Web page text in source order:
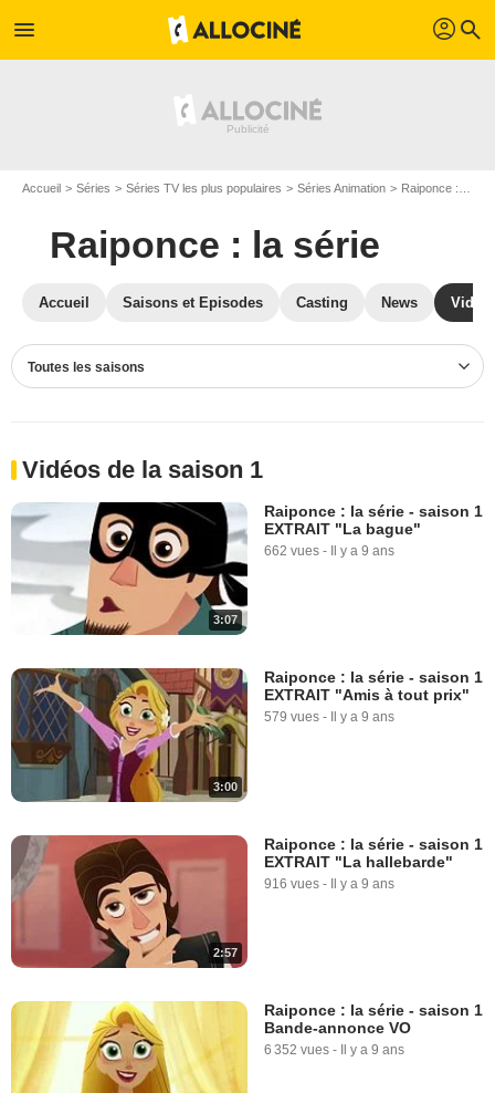
menu profil search
Accueil Séries Séries TV les plus populaires Séries Animation Raiponce : la série
Raiponce : la série
Accueil Saisons et Episodes Casting News
Toutes les saisons
Vidéos de la saison 1
3:07
Raiponce : la série - saison 1
EXTRAIT "La bague"
662 vues - Il y a 9 ans
3:00
Raiponce : la série - saison 1
EXTRAIT "Amis à tout prix"
579 vues - Il y a 9 ans
2:57
Raiponce : la série - saison 1
EXTRAIT "La hallebarde"
916 vues - Il y a 9 ans
Raiponce : la série - saison 1
Bande-annonce VO
6 352 vues - Il y a 9 ans